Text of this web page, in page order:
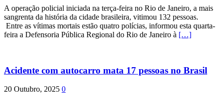
A operação policial iniciada na terça-feira no Rio de Janeiro, a mais
sangrenta da história da cidade brasileira, vitimou 132 pessoas.
Entre as vítimas mortais estão quatro polícias, informou esta quarta-
feira a Defensoria Pública Regional do Rio de Janeiro à […]
Acidente com autocarro mata 17 pessoas no Brasil
20 Outubro, 2025 0